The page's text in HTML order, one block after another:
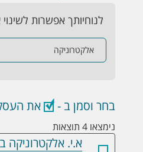
לנוחיותך אפשרות
אלקטרוניקה
בחר וסמן ב - את
נימצאו 4 תוצאות
א.י. אלקטרוניקה